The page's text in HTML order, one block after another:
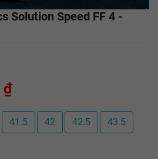
Solution Speed FF 4 -
₫
41.5 42 42.5 43.5